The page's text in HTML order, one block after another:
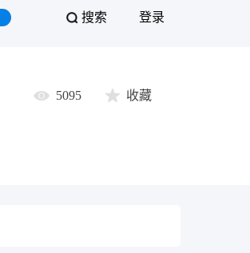
登录
搜索
5095 收藏